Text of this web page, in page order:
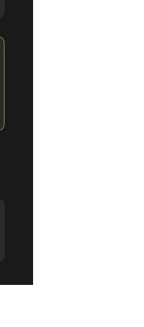
de sécurité
lui-même